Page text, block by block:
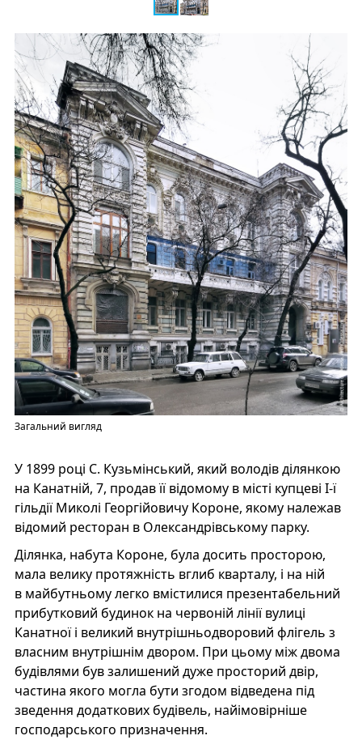
Загальний вигляд
У 1899 році С. Кузьмінський, який володів ділянкою
на Канатній, 7, продав її відомому в місті купцеві I-ї
гільдії Миколі Георгійовичу Короне, якому належав
відомий ресторан в Олександрівському парку.
Ділянка, набута Короне, була досить просторою,
мала велику протяжність вглиб кварталу, і на ній
в майбутньому легко вмістилися презентабельний
прибутковий будинок на червоній лінії вулиці
Канатної і великий внутрішньодворовий флігель з
власним внутрішнім двором. При цьому між двома
будівлями був залишений дуже просторий двір,
частина якого могла бути згодом відведена під
зведення додаткових будівель, найімовірніше
господарського призначення.